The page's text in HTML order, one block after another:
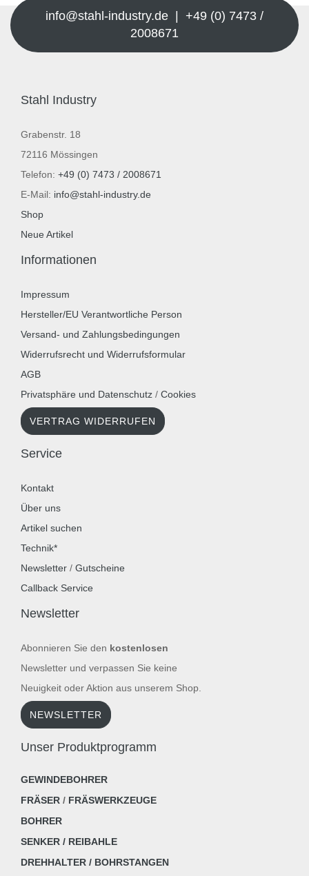
info@stahl-industry.de | +49 (0) 7473 /
2008671
Stahl Industry
Grabenstr. 18
72116 Mössingen
Telefon: +49 (0) 7473 / 2008671
E-Mail: info@stahl-industry.de
Shop
Neue Artikel
Informationen
Impressum
Hersteller/EU Verantwortliche Person
Versand- und Zahlungsbedingungen
Widerrufsrecht und Widerrufsformular
AGB
Privatsphäre und Datenschutz / Cookies
VERTRAG WIDERRUFEN
Service
Kontakt
Über uns
Artikel suchen
Technik*
Newsletter / Gutscheine
Callback Service
Newsletter
Abonnieren Sie den kostenlosen
Newsletter und verpassen Sie keine
Neuigkeit oder Aktion aus unserem Shop.
NEWSLETTER
Unser Produktprogramm
GEWINDEBOHRER
FRÄSER / FRÄSWERKZEUGE
BOHRER
SENKER / REIBAHLE
DREHHALTER / BOHRSTANGEN